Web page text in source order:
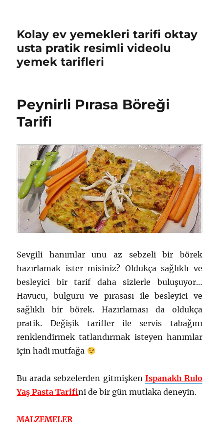
Kolay ev yemekleri tarifi oktay
usta pratik resimli videolu
yemek tarifleri
Peynirli Pırasa Böreği
Tarifi
Sevgili hanımlar unu az sebzeli bir börek
hazırlamak ister misiniz? Oldukça sağlıklı ve
besleyici bir tarif daha sizlerle buluşuyor…
Havucu, bulguru ve pırasası ile besleyici ve
sağlıklı bir börek. Hazırlaması da oldukça
pratik. Değişik tarifler ile servis tabağını
renklendirmek tatlandırmak isteyen hanımlar
için hadi mutfağa
Bu arada sebzelerden gitmişken Ispanaklı Rulo
Yaş Pasta Tarifini de bir gün mutlaka deneyin.
MALZEMELER